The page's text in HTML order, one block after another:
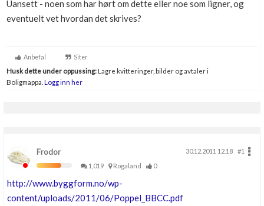
Uansett - noen som har hørt om dette eller noe som ligner, og
eventuelt vet hvordan det skrives?
Anbefal Siter
Husk dette under oppussing:Lagre kvitteringer, bilder og avtaler i
Boligmappa. Logg inn her
Frodor 30.12.2011 12.18
#1
1,019
Rogaland 0
http://www.byggform.no/wp-
content/uploads/2011/06/Poppel_BBCC.pdf